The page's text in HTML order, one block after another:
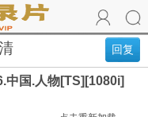
回复
中国.人物[TS][1080i]